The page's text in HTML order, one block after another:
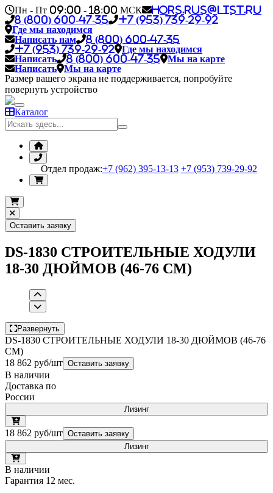
Пн - Пт 09:00 - 18:00 МСК
hors.rus@list.ru
8 (800) 600-47-35
+7 (953) 739-29-92
Где мы находимся
Написать нам
8 (800) 600-47-35
+7 (953) 739-29-92
Где мы находимся
Написать
8 (800) 600-47-35
Мы на карте
Написать
Мы на карте
Размер вашего экрана не поддерживается, попробуйте
повернуть устройство
Каталог
Отдел продаж:+7 (962) 395-13-13 +7 (953) 739-29-92
Оставить заявку
DS-1830 СТРОИТЕЛЬНЫЕ ХОДУЛИ
18-30 ДЮЙМОВ (46-76 СМ)
Развернуть
DS-1830 СТРОИТЕЛЬНЫЕ ХОДУЛИ 18-30 ДЮЙМОВ (46-76
СМ)
18 862 руб/шт Оставить заявку
В наличии
Доставка по
России
Лизинг
18 862 руб/шт Оставить заявку
Лизинг
В наличии
Гарантия 12 мес.